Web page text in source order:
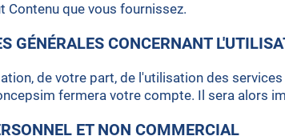
Contenu que vous fournissez.
GÉNÉRALES CONCERNANT
de votre part, de l'utilisation des
fermera votre compte. Il sera alors
ET NON COMMERCIAL